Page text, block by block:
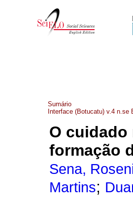
Sumário
Interface (Botucatu) v.4 n.se
O cuidado
formação
Sena,
Martins;